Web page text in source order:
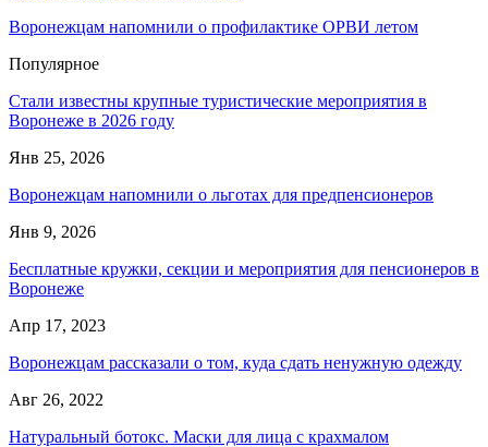
Воронежцам напомнили о профилактике ОРВИ летом
Популярное
Стали известны крупные туристические мероприятия в
Воронеже в 2026 году
Янв 25, 2026
Воронежцам напомнили о льготах для предпенсионеров
Янв 9, 2026
Бесплатные кружки, секции и мероприятия для пенсионеров в
Воронеже
Апр 17, 2023
Воронежцам рассказали о том, куда сдать ненужную одежду
Авг 26, 2022
Натуральный ботокс. Маски для лица с крахмалом